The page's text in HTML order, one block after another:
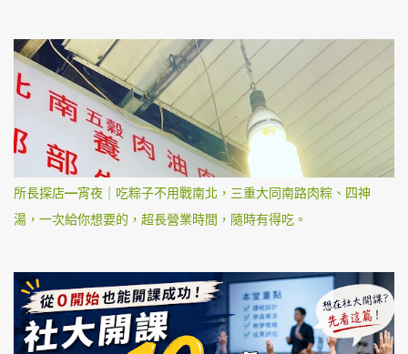
所長探店—宵夜｜吃粽子不用戰南北，三重大同南路肉粽、四神
湯，一次給你想要的，超長營業時間，隨時有得吃。